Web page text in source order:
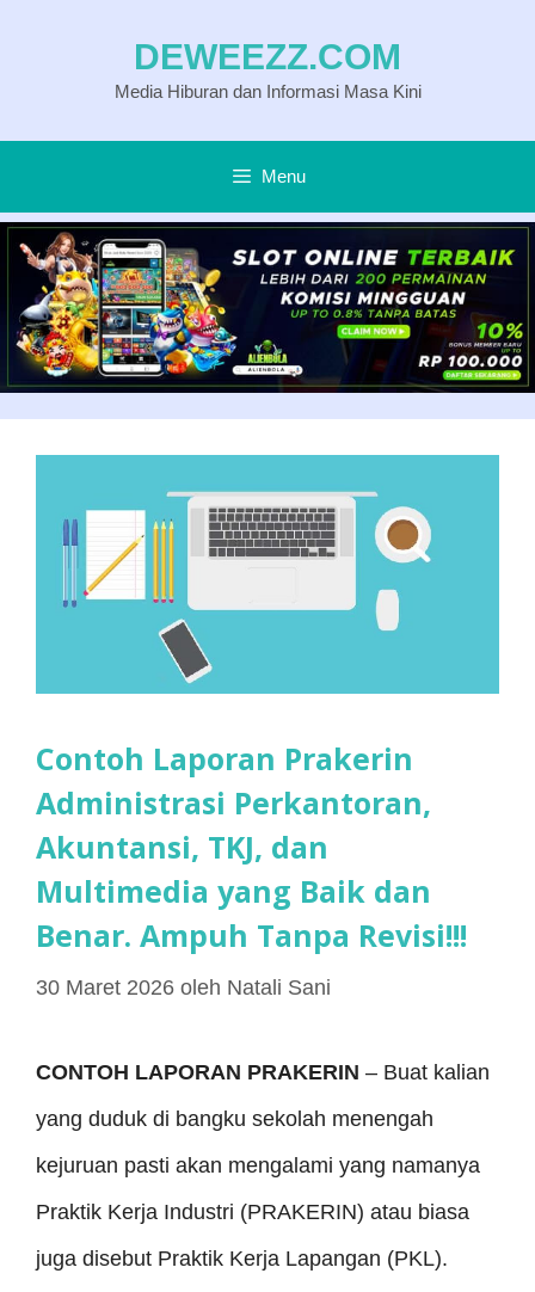
DEWEEZZ.COM
Media Hiburan dan Informasi Masa Kini
Menu
Contoh Laporan Prakerin
Administrasi Perkantoran,
Akuntansi, TKJ, dan
Multimedia yang Baik dan
Benar. Ampuh Tanpa Revisi!!!
30 Maret 2026 oleh Natali Sani
CONTOH LAPORAN PRAKERIN – Buat kalian
yang duduk di bangku sekolah menengah
kejuruan pasti akan mengalami yang namanya
Praktik Kerja Industri (PRAKERIN) atau biasa
juga disebut Praktik Kerja Lapangan (PKL).